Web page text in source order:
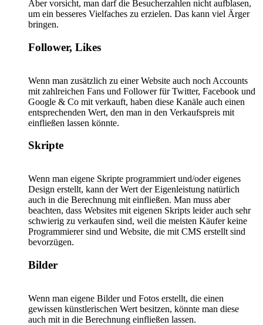
Aber vorsicht, man darf die Besucherzahlen nicht aufblasen,
um ein besseres Vielfaches zu erzielen. Das kann viel Ärger
bringen.
Follower, Likes
Wenn man zusätzlich zu einer Website auch noch Accounts
mit zahlreichen Fans und Follower für Twitter, Facebook und
Google & Co mit verkauft, haben diese Kanäle auch einen
entsprechenden Wert, den man in den Verkaufspreis mit
einfließen lassen könnte.
Skripte
Wenn man eigene Skripte programmiert und/oder eigenes
Design erstellt, kann der Wert der Eigenleistung natürlich
auch in die Berechnung mit einfließen. Man muss aber
beachten, dass Websites mit eigenen Skripts leider auch sehr
schwierig zu verkaufen sind, weil die meisten Käufer keine
Programmierer sind und Website, die mit CMS erstellt sind
bevorzügen.
Bilder
Wenn man eigene Bilder und Fotos erstellt, die einen
gewissen künstlerischen Wert besitzen, könnte man diese
auch mit in die Berechnung einfließen lassen.